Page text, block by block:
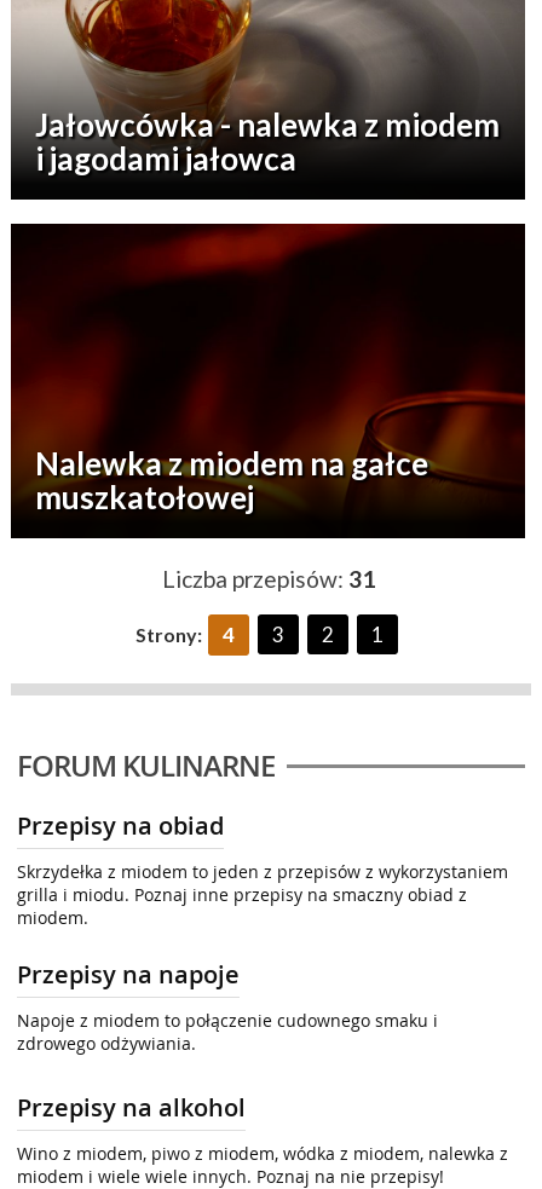
Jałowcówka - nalewka z miodem
i jagodami jałowca
Nalewka z miodem na gałce
muszkatołowej
Liczba przepisów: 31
Strony: 4 3 2 1
FORUM KULINARNE
Przepisy na obiad
Skrzydełka z miodem to jeden z przepisów z wykorzystaniem
grilla i miodu. Poznaj inne przepisy na smaczny obiad z
miodem.
Przepisy na napoje
Napoje z miodem to połączenie cudownego smaku i
zdrowego odżywiania.
Przepisy na alkohol
Wino z miodem, piwo z miodem, wódka z miodem, nalewka z
miodem i wiele wiele innych. Poznaj na nie przepisy!